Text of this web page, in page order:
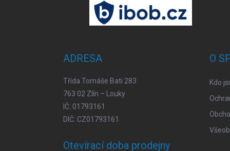
ADRESA
Třída Tomáše Bati 283
763 02 Zlín – Louky
IČ: 01793161
DIČ: CZ01793161
Otevírací doba prodejny
O
Kdo